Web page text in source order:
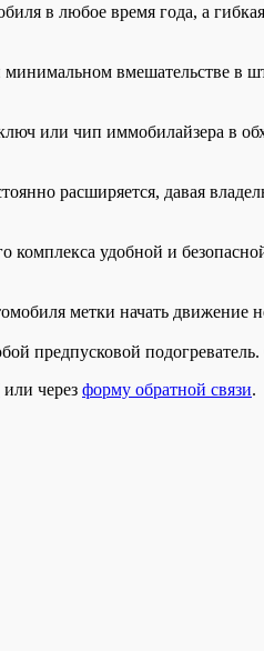
в любое время года, а
минимальном вмешательстве
или чип иммобилайзера в
расширяется, давая
комплекса удобной и
метки начать движение
предпусковой
или через форму обратной связи.